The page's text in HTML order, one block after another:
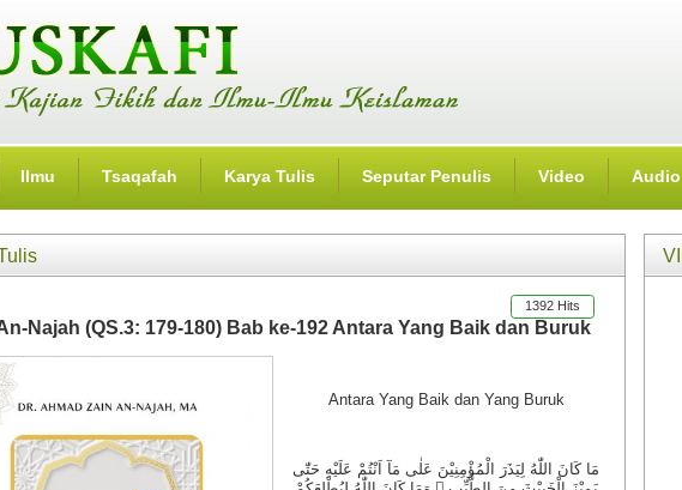
Ilmu Tsaqafah Karya Tulis Seputar Penulis Video Audio
1392 Hits
Najah (QS.3: 179-180) Bab ke-192 Antara Yang Baik dan Buruk
Antara Yang Baik dan Yang Buruk
مَا كَانَ اللّٰهُ لِيَذَرَ الْمُؤْمِنِيْنَ عَلٰى مَآ اَنْتُمْ عَلَيْهِ حَتّٰى